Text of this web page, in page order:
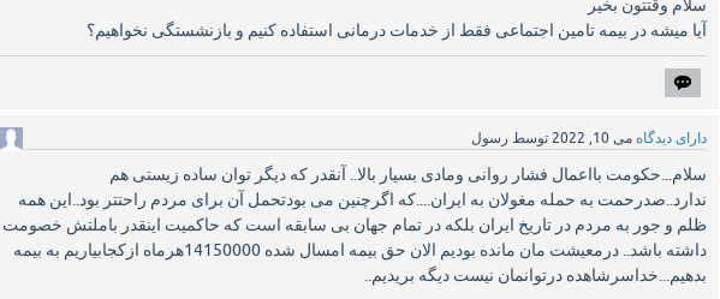
سلام وقتتون بخیر
آیا میشه در بیمه تامین اجتماعی فقط از خدمات درمانی استفاده کنیم و بازنشستگی نخواهیم؟
دارای دیدگاه می 10, 2022 توسط رسول
سلام...حکومت بااعمال فشار روانی ومادی بسیار بالا.. آنقدر که دیگر توان ساده زیستی هم
ندارد..صدرحمت به حمله مغولان به ایران....که اگرچنین می بودتحمل آن برای مردم راحتتر بود..این همه
ظلم و جور به مردم در تاریخ ایران بلکه در تمام جهان بی سابقه است که حاکمیت اینقدر باملتش خصومت
داشته باشد.. درمعیشت مان مانده بودیم الان حق بیمه امسال شده 14150000هرماه ازکجابیاریم به بیمه
بدهیم...خداسرشاهده درتوانمان نیست دیگه بریدیم..